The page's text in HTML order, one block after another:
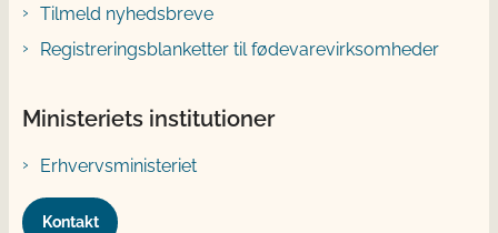
Tilmeld nyhedsbreve
Registreringsblanketter til fødevarevirksomheder
Ministeriets institutioner
Erhvervsministeriet
Kontakt